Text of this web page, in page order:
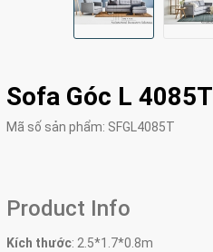
Sofa Góc L 4085T
Mã số sản phẩm: SFGL4085T
Product Info
Kích thước: 2.5*1.7*0.8m